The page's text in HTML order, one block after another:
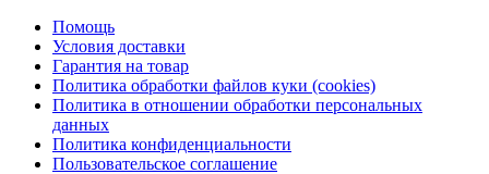
Помощь
Условия доставки
Гарантия на товар
Политика обработки файлов куки (cookies)
Политика в отношении обработки персональных
данных
Политика конфиденциальности
Пользовательское соглашение